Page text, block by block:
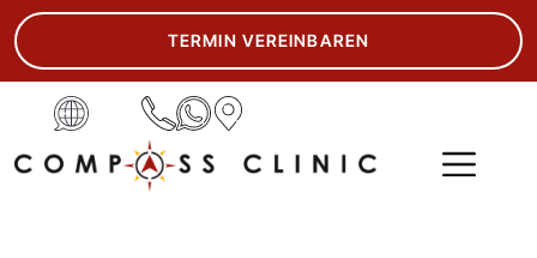
TERMIN VEREINBAREN